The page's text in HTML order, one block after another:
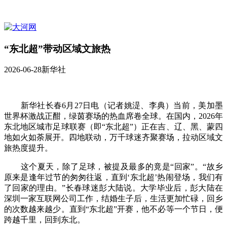
“东北超”带动区域文旅热
2026-06-28新华社
新华社长春6月27日电（记者姚湜、李典）当前，美加墨
世界杯激战正酣，绿茵赛场的热血席卷全球。在国内，2026年
东北地区城市足球联赛（即“东北超”）正在吉、辽、黑、蒙四
地如火如荼展开。四地联动，万千球迷齐聚赛场，拉动区域文
旅热度提升。
这个夏天，除了足球，被提及最多的竟是“回家”。“故乡
原来是逢年过节的匆匆往返，直到‘东北超’热闹登场，我们有
了回家的理由。”长春球迷彭大陆说。大学毕业后，彭大陆在
深圳一家互联网公司工作，结婚生子后，生活更加忙碌，回乡
的次数越来越少。直到“东北超”开赛，他不必等一个节日，便
跨越千里，回到东北。